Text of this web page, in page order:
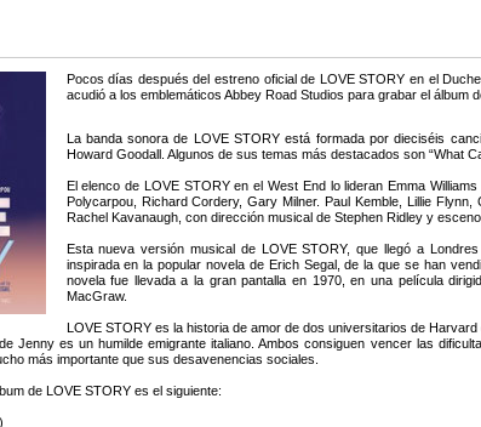
Pocos días después del estreno oficial de LOVE STORY en el
acudió a los emblemáticos Abbey Road Studios para grabar el álbum
La banda sonora de LOVE STORY está formada por dieciséis
Howard Goodall. Algunos de sus temas más destacados son “What
El elenco de LOVE STORY en el West End lo lideran Emma
Polycarpou, Richard Cordery, Gary Milner. Paul Kemble, Lillie
Rachel Kavanaugh, con dirección musical de Stephen Ridley y
Esta nueva versión musical de LOVE STORY, que llegó a
inspirada en la popular novela de Erich Segal, de la que se han
novela fue llevada a la gran pantalla en 1970, en una película
MacGraw.
LOVE STORY es la historia de amor de dos universitarios de
Jenny es un humilde emigrante italiano. Ambos consiguen vencer las
más importante que sus desavenencias sociales.
de LOVE STORY es el siguiente: